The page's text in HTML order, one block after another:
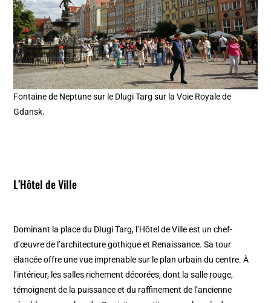
Fontaine de Neptune sur le Dlugi Targ sur la Voie Royale de
Gdansk.
L’Hôtel de Ville
Dominant la place du Długi Targ, l’Hôtel de Ville est un chef-
d’œuvre de l’architecture gothique et Renaissance. Sa tour
élancée offre une vue imprenable sur le plan urbain du centre. À
l’intérieur, les salles richement décorées, dont la salle rouge,
témoignent de la puissance et du raffinement de l’ancienne